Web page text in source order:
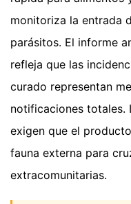
monitoriza la entrada
parásitos. El informe
refleja que las
curado representan
notificaciones totales.
exigen que el
fauna externa para
extracomunitarias.